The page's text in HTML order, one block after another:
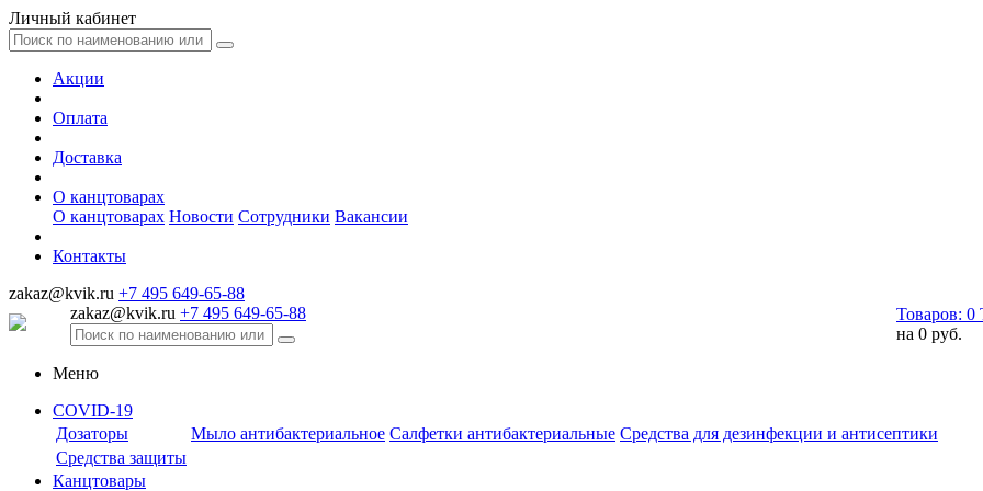
Личный кабинет
Акции
Оплата
Доставка
О канцтоварах
О канцтоварах Новости Сотрудники Вакансии
Контакты
zakaz@kvik.ru +7 495 649-65-88
zakaz@kvik.ru +7 495 649-65-88 Товаров: 0
на 0 руб.
Меню
COVID-19
Дозаторы
Мыло антибактериальное Салфетки антибактериальные Средства для дезинфекции и антисептики
Средства защиты
Канцтовары